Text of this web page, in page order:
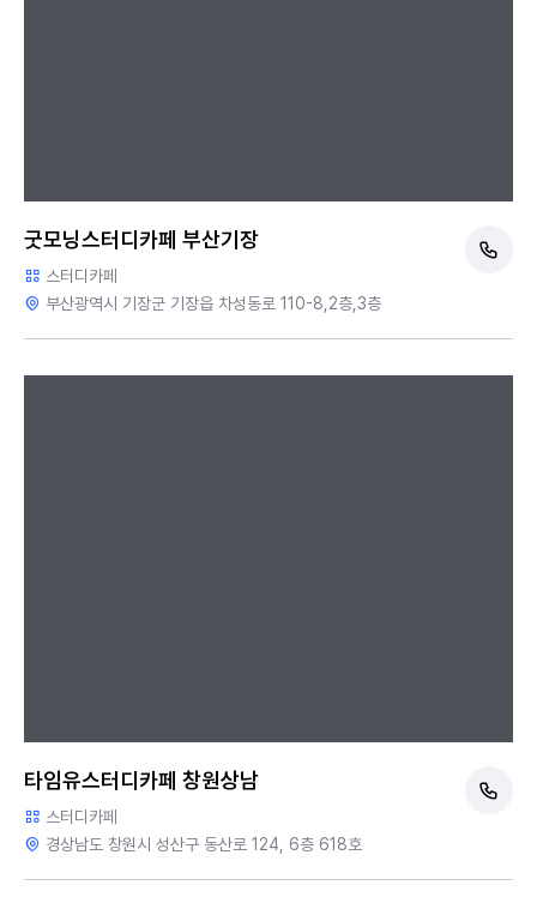
굿모닝스터디카페 부산기장
스터디카페
부산광역시 기장군 기장읍 차성동로 110-8,2층,3층
타임유스터디카페 창원상남
스터디카페
경상남도 창원시 성산구 동산로 124, 6층 618호